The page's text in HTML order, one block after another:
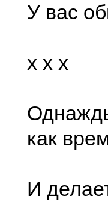
У вас
x x x
как
И